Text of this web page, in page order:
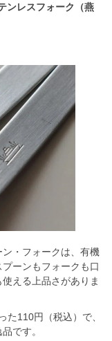
ンレスフォーク（燕
・フォークは、有機
ーンもフォークも口
える上品さがありま
た110円（税込）で、
です。